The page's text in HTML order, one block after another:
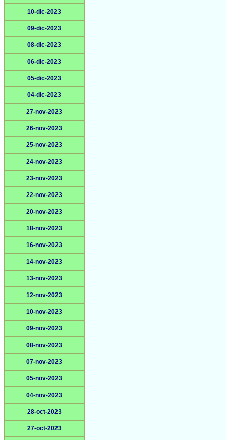
10-dic-2023
09-dic-2023
08-dic-2023
06-dic-2023
05-dic-2023
04-dic-2023
27-nov-2023
26-nov-2023
25-nov-2023
24-nov-2023
23-nov-2023
22-nov-2023
20-nov-2023
18-nov-2023
16-nov-2023
14-nov-2023
13-nov-2023
12-nov-2023
10-nov-2023
09-nov-2023
08-nov-2023
07-nov-2023
05-nov-2023
04-nov-2023
28-oct-2023
27-oct-2023